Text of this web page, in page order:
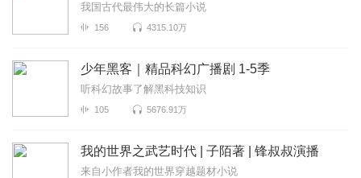
我国古代最伟大的长篇小说
156 4315.10万
少年黑客｜精品科幻广播剧 1-5季
听科幻故事了解黑科技知识
105 5676.91万
我的世界之武艺时代 | 子陌著 | 锋叔叔演播
来自小作者我的世界穿越题材小说